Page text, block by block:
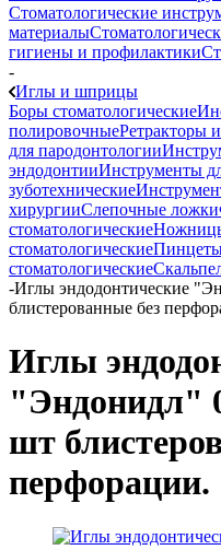
Стоматологические
материалы
гигиены и профилактики
-
Иглы и шприцы
Боры стоматологические
полировочныеРетракторы
для пародонтологии
эндодонтииИнструменты
зуботехнические
хирургииСлепочные ложки
стоматологические
стоматологические
стоматологические
-Иглы эндодонтические
блистерованные без
Иглы
"Эндонидл"
шт
перфорации.